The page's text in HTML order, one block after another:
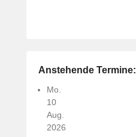
Anstehende Termine:
Mo.
10
Aug.
2026